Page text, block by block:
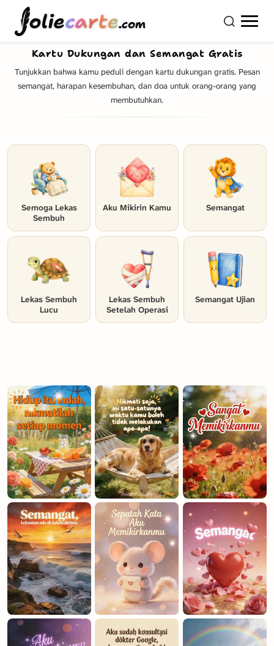
oliecarte.com
Kartu Dukungan dan Semangat Gratis
Tunjukkan bahwa kamu peduli dengan kartu dukungan gratis. Pesan
semangat, harapan kesembuhan, dan doa untuk orang-orang yang
membutuhkan.
Semoga Lekas
Sembuh
Aku Mikirin Kamu Semangat
Lekas Sembuh
Lucu
Lekas Sembuh
Setelah Operasi
Semangat Ujian